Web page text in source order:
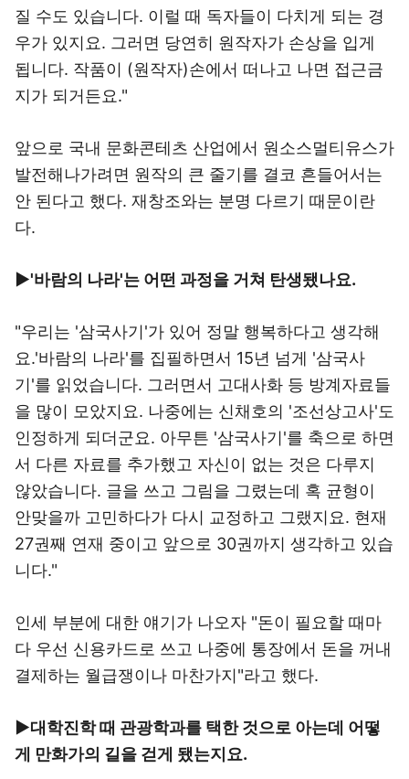
질 수도 있습니다. 이럴 때 독자들이 다치게 되는 경
우가 있지요. 그러면 당연히 원작자가 손상을 입게
됩니다. 작품이 (원작자)손에서 떠나고 나면 접근금
지가 되거든요."
앞으로 국내 문화콘테츠 산업에서 원소스멀티유스가
발전해나가려면 원작의 큰 줄기를 결코 흔들어서는
안 된다고 했다. 재창조와는 분명 다르기 때문이란
다.
▶'바람의 나라'는 어떤 과정을 거쳐 탄생됐나요.
"우리는 '삼국사기'가 있어 정말 행복하다고 생각해
요.'바람의 나라'를 집필하면서 15년 넘게 '삼국사
기'를 읽었습니다. 그러면서 고대사화 등 방계자료들
을 많이 모았지요. 나중에는 신채호의 '조선상고사'도
인정하게 되더군요. 아무튼 '삼국사기'를 축으로 하면
서 다른 자료를 추가했고 자신이 없는 것은 다루지
않았습니다. 글을 쓰고 그림을 그렸는데 혹 균형이
안맞을까 고민하다가 다시 교정하고 그랬지요. 현재
27권째 연재 중이고 앞으로 30권까지 생각하고 있습
니다."
인세 부분에 대한 얘기가 나오자 "돈이 필요할 때마
다 우선 신용카드로 쓰고 나중에 통장에서 돈을 꺼내
결제하는 월급쟁이나 마찬가지"라고 했다.
▶대학진학 때 관광학과를 택한 것으로 아는데 어떻
게 만화가의 길을 걷게 됐는지요.